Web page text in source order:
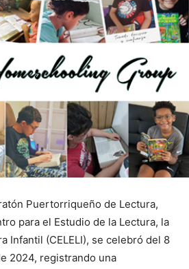
Puertorriqueño de Lectura,
para el Estudio de la Lectura, la
Infantil (CELELI), se celebró del 8
2024, registrando una